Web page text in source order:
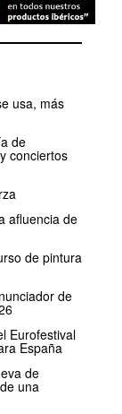
usa, más
de
conciertos
afluencia de
de pintura
de
Eurofestival
España
de
una